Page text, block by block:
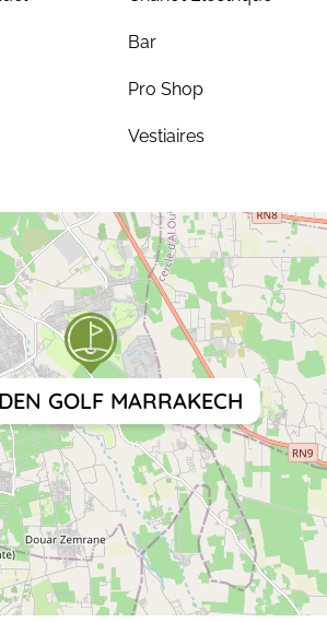
Bar
Pro Shop
Vestiaires
GOLF MARRAKECH